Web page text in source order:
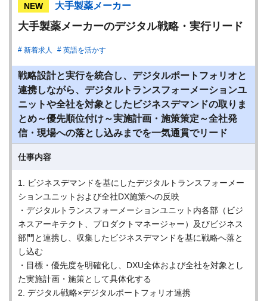
NEW 大手製薬メーカー
大手製薬メーカーのデジタル戦略・実行リード
新着求人 英語を活かす
戦略設計と実行を統合し、デジタルポートフォリオと
連携しながら、デジタルトランスフォーメーションユ
ニットや全社を対象としたビジネスデマンドの取りま
とめ～優先順位付け～実施計画・施策策定～全社発
信・現場への落とし込みまでを一気通貫でリード
仕事内容
1. ビジネスデマンドを基にしたデジタルトランスフォーメー
ションユニットおよび全社DX施策への反映
・デジタルトランスフォーメーションユニット内各部（ビジ
ネスアーキテクト、プロダクトマネージャー）及びビジネス
部門と連携し、収集したビジネスデマンドを基に戦略へ落と
し込む
・目標・優先度を明確化し、DXU全体および全社を対象とし
た実施計画・施策として具体化する
2. デジタル戦略×デジタルポートフォリオ連携